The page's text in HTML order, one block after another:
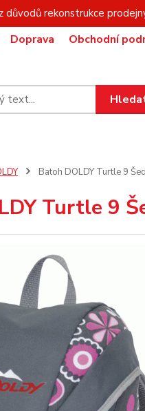
důvodů rekonstrukce
Doprava Obchodní
Batoh DOLDY Turtle 9
Turtle 9